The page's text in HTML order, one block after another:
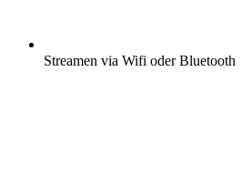
Streamen via Wifi oder Bluetooth